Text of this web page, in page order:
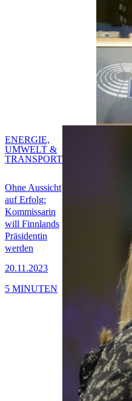
Ohne Aussicht
auf Erfolg:
Kommissarin
will Finnlands
Präsidentin
werden
20.11.2023
ENERGIE,
UMWELT &
TRANSPORT
5 MINUTEN